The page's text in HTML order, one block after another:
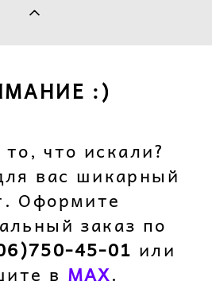
:)
что искали?
вас шикарный
Оформите
заказ по
45-01 или
в MAX.